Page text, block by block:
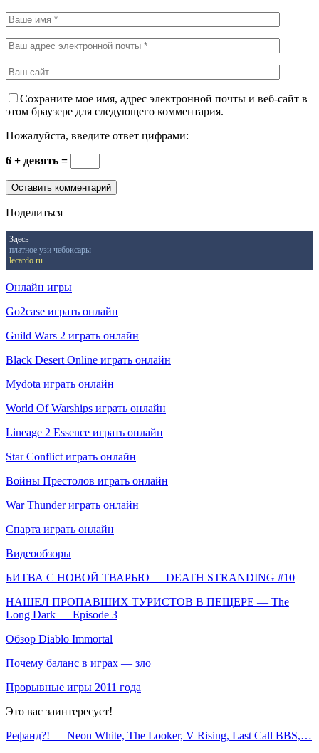
Сохраните мое имя, адрес электронной почты и веб-сайт в
этом браузере для следующего комментария.
Пожалуйста, введите ответ цифрами:
6 + девять =
Поделиться
Здесь
платное узи чебоксары
lecardo.ru
Онлайн игры
Go2case играть онлайн
Guild Wars 2 играть онлайн
Black Desert Online играть онлайн
Mydota играть онлайн
World Of Warships играть онлайн
Lineage 2 Essence играть онлайн
Star Conflict играть онлайн
Войны Престолов играть онлайн
War Thunder играть онлайн
Спарта играть онлайн
Видеообзоры
БИТВА С НОВОЙ ТВАРЬЮ — DEATH STRANDING #10
НАШЕЛ ПРОПАВШИХ ТУРИСТОВ В ПЕЩЕРЕ — The
Long Dark — Episode 3
Обзор Diablo Immortal
Почему баланс в играх — зло
Прорывные игры 2011 года
Это вас заинтересует!
Рефанд?! — Neon White, The Looker, V Rising, Last Call BBS,…